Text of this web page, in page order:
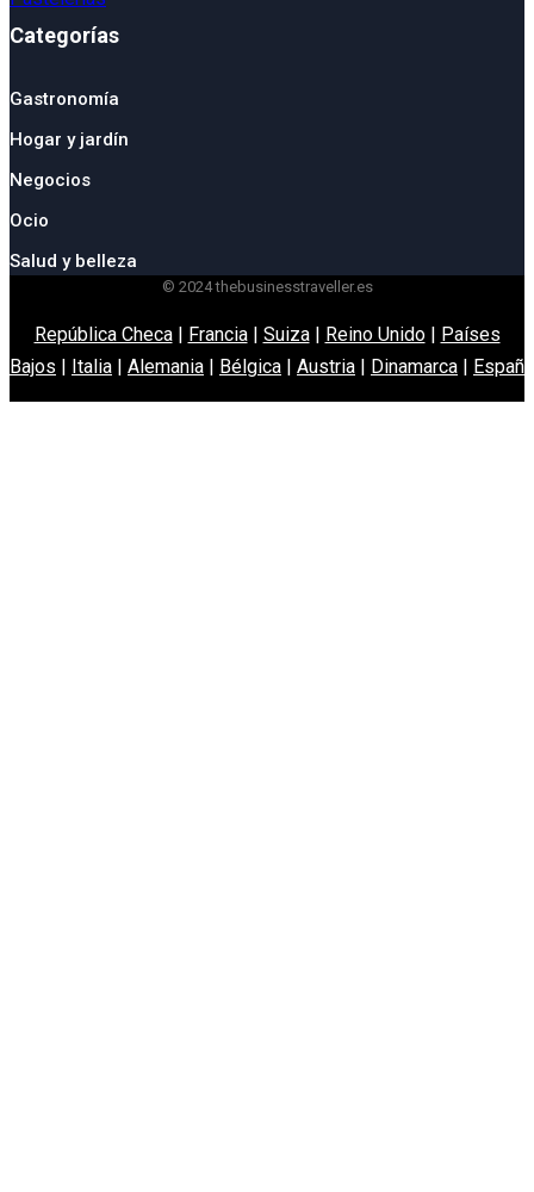
Categorías
Gastronomía
Hogar y jardín
Negocios
Ocio
Salud y belleza
© 2024 thebusinesstraveller.es
República Checa| Francia| Suiza| Reino Unido| Países
Bajos | Italia | Alemania | Bélgica | Austria | Dinamarca | España